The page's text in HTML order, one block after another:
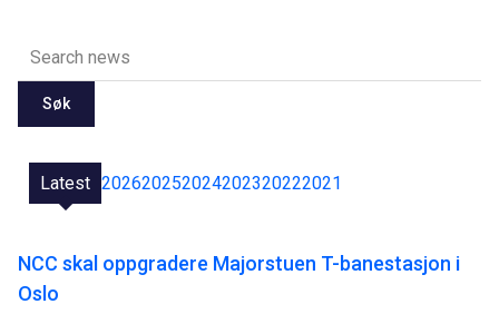
Søk
Latest 202620252024202320222021
NCC skal oppgradere Majorstuen T-banestasjon i
Oslo